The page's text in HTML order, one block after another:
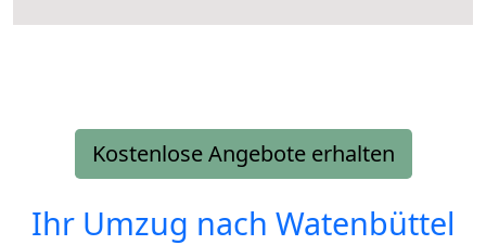
Kostenlose Angebote erhalten
Ihr Umzug nach Watenbüttel